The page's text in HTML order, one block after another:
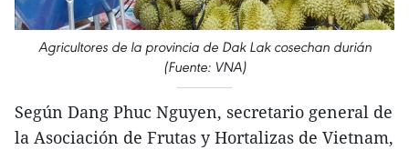
Agricultores de la provincia de Dak Lak cosechan durián
(Fuente: VNA)
Según Dang Phuc Nguyen, secretario general de
la Asociación de Frutas y Hortalizas de Vietnam,